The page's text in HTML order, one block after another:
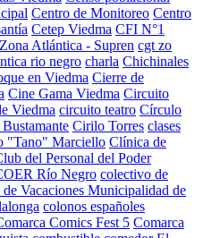
Centro de Monitoreo Centro
Cetep Viedma CFI N°1
Atlántica - Supren cgt zo
rio negro charla Chichinales
en Viedma Cierre de
Cine Gama Viedma Circuito
Viedma circuito teatro Círculo
Cirilo Torres clases
"Tano" Marciello Clínica de
del Personal del Poder
Río Negro colectivo de
Vacaciones Municipalidad de
colonos españoles
Comics Fest 5 Comarca